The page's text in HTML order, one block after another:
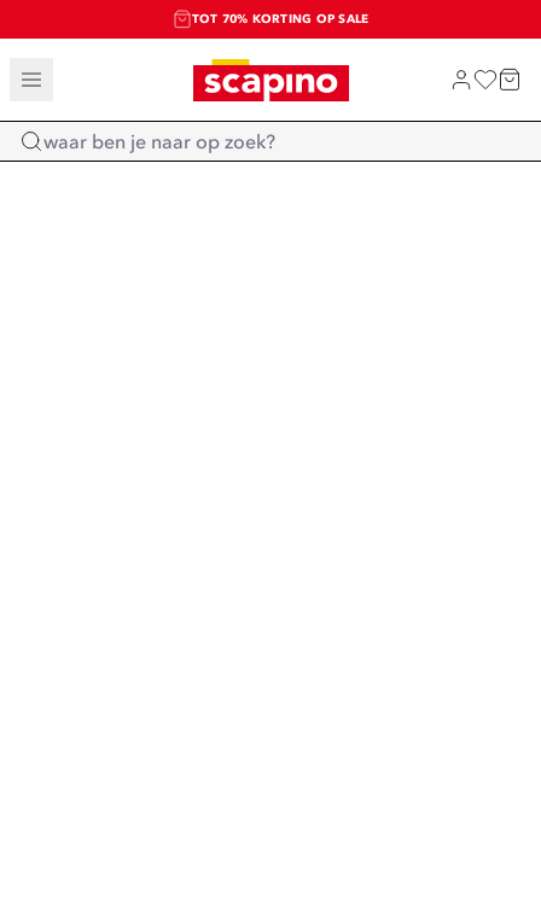
TOT 70% KORTING OP SALE
SALE: LAATSTE KANS!
SHOP NIEUW
Home